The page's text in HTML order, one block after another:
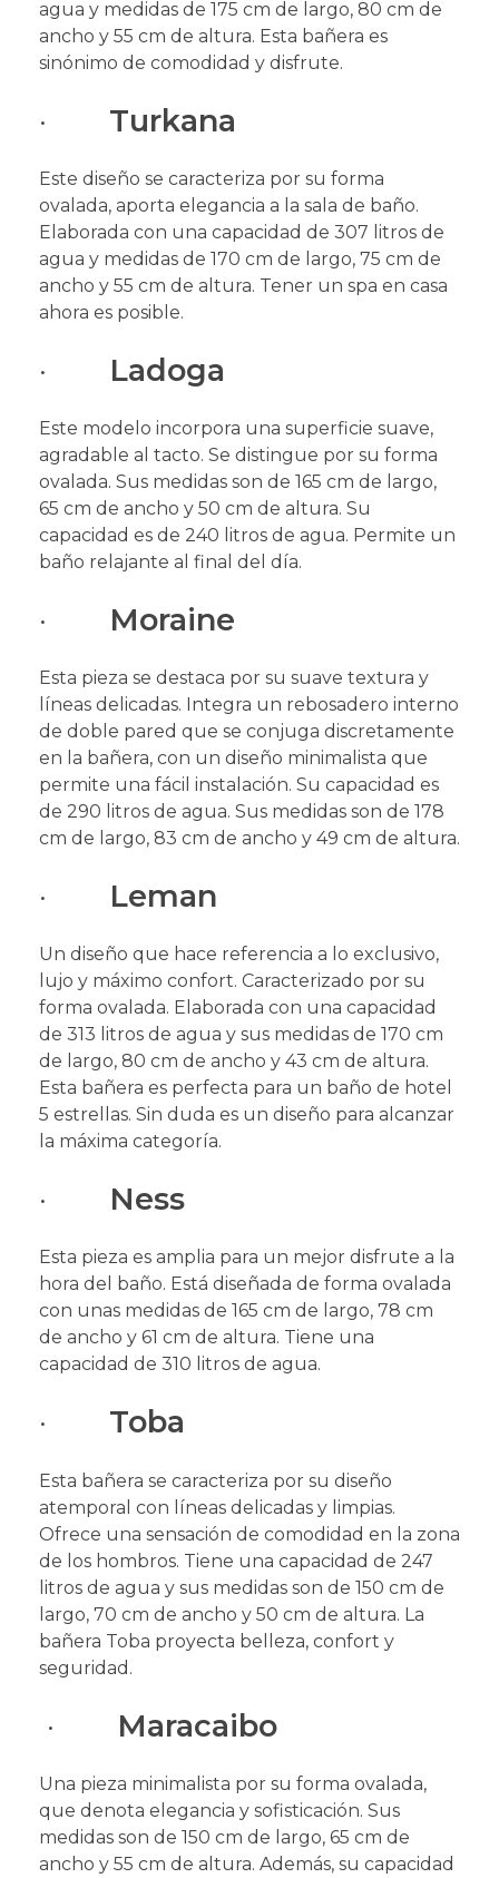
agua y medidas de 175 cm de largo, 80 cm de
ancho y 55 cm de altura. Esta bañera es
sinónimo de comodidad y disfrute.
· Turkana
Este diseño se caracteriza por su forma
ovalada, aporta elegancia a la sala de baño.
Elaborada con una capacidad de 307 litros de
agua y medidas de 170 cm de largo, 75 cm de
ancho y 55 cm de altura. Tener un spa en casa
ahora es posible.
· Ladoga
Este modelo incorpora una superficie suave,
agradable al tacto. Se distingue por su forma
ovalada. Sus medidas son de 165 cm de largo,
65 cm de ancho y 50 cm de altura. Su
capacidad es de 240 litros de agua. Permite un
baño relajante al final del día.
· Moraine
Esta pieza se destaca por su suave textura y
líneas delicadas. Integra un rebosadero interno
de doble pared que se conjuga discretamente
en la bañera, con un diseño minimalista que
permite una fácil instalación. Su capacidad es
de 290 litros de agua. Sus medidas son de 178
cm de largo, 83 cm de ancho y 49 cm de altura.
· Leman
Un diseño que hace referencia a lo exclusivo,
lujo y máximo confort. Caracterizado por su
forma ovalada. Elaborada con una capacidad
de 313 litros de agua y sus medidas de 170 cm
de largo, 80 cm de ancho y 43 cm de altura.
Esta bañera es perfecta para un baño de hotel
5 estrellas. Sin duda es un diseño para alcanzar
la máxima categoría.
· Ness
Esta pieza es amplia para un mejor disfrute a la
hora del baño. Está diseñada de forma ovalada
con unas medidas de 165 cm de largo, 78 cm
de ancho y 61 cm de altura. Tiene una
capacidad de 310 litros de agua.
· Toba
Esta bañera se caracteriza por su diseño
atemporal con líneas delicadas y limpias.
Ofrece una sensación de comodidad en la zona
de los hombros. Tiene una capacidad de 247
litros de agua y sus medidas son de 150 cm de
largo, 70 cm de ancho y 50 cm de altura. La
bañera Toba proyecta belleza, confort y
seguridad.
· Maracaibo
Una pieza minimalista por su forma ovalada,
que denota elegancia y sofisticación. Sus
medidas son de 150 cm de largo, 65 cm de
ancho y 55 cm de altura. Además, su capacidad